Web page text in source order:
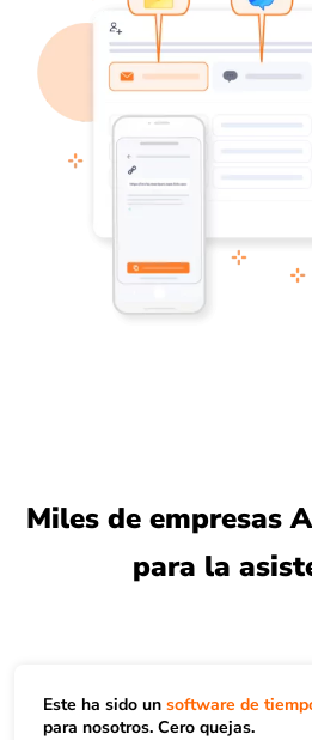
Miles de empresas
para la
Este ha sido un software de
para nosotros. Cero quejas.